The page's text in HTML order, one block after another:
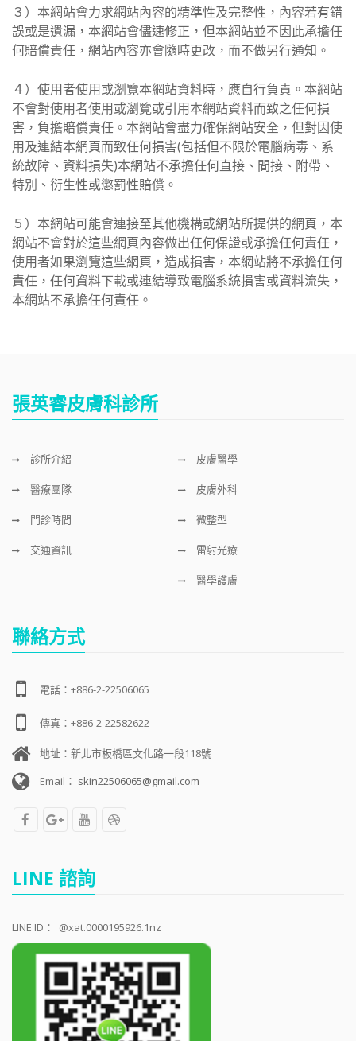
３）本網站會力求網站內容的精準性及完整性，內容若有錯
誤或是遺漏，本網站會儘速修正，但本網站並不因此承擔任
何賠償責任，網站內容亦會隨時更改，而不做另行通知。
４）使用者使用或瀏覽本網站資料時，應自行負責。本網站
不會對使用者使用或瀏覽或引用本網站資料而致之任何損
害，負擔賠償責任。本網站會盡力確保網站安全，但對因使
用及連結本網頁而致任何損害(包括但不限於電腦病毒、系
統故障、資料損失)本網站不承擔任何直接、間接、附帶、
特別、衍生性或懲罰性賠償。
５）本網站可能會連接至其他機構或網站所提供的網頁，本
網站不會對於這些網頁內容做出任何保證或承擔任何責任，
使用者如果瀏覽這些網頁，造成損害，本網站將不承擔任何
責任，任何資料下載或連結導致電腦系統損害或資料流失，
本網站不承擔任何責任。
張英睿皮膚科診所
診所介紹 皮膚醫學
醫療團隊 皮膚外科
門診時間 微整型
交通資訊 雷射光療
醫學護膚
聯絡方式
電話：+886-2-22506065
傳真：+886-2-22582622
地址：新北市板橋區文化路一段118號
Email： skin22506065@gmail.com
LINE 諮詢
LINE ID： @xat.0000195926.1nz